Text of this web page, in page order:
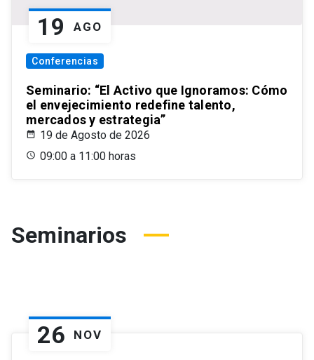
19 AGO
Conferencias
Seminario: “El Activo que Ignoramos: Cómo
el envejecimiento redefine talento,
mercados y estrategia”
19 de Agosto de 2026
09:00 a 11:00 horas
Seminarios
26 NOV